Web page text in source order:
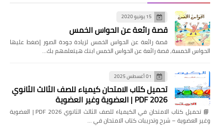
15 يونيو 2020
قصة رائعة عن الحواس الخمس
قصة رائعة عن الحواس الخمس لزيادة جودة الصور إضغط عليها
الحواس الخمسة, قصة رائعة عن الحواس الخمس ابنك هيتعلمهم بك…
01 أغسطس 2025
تحميل كتاب الامتحان كيمياء للصف الثالث الثانوي
2026 PDF | العضوية وغير العضوية
📘 تحميل كتاب الامتحان في الكيمياء للصف الثالث الثانوي 2026 PDF | العضوية
وغير العضوية – شرح وتدريبات كتاب الامتحان في …